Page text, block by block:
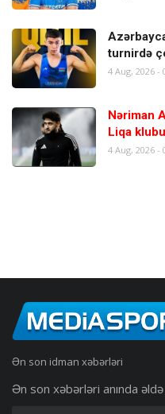
turnirdə
4 Aug, 2026 -
Nəriman
Liqa
4 Aug, 2026 -
Ən son idman xəbərləri
Ən son xəbərləri anında